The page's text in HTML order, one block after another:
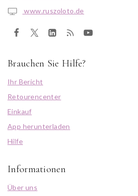
www.ruszoloto.de
Brauchen Sie Hilfe?
Ihr Bericht
Retourencenter
Einkauf
App herunterladen
Hilfe
Informationen
Über uns